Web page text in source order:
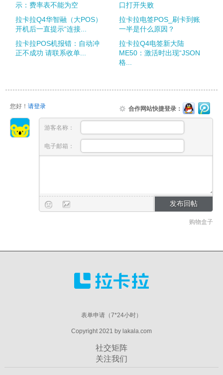
示：费率表不能为空
口打开失败
拉卡拉Q4华智融（大POS）
开机后一直提示“连接...
拉卡拉电签POS_刷卡到账
一半是什么原因？
拉卡拉POS机报错：自动冲
正不成功 请联系收单...
拉卡拉Q4电签新大陆
ME50：激活时出现“JSON
格...
您好！ 请登录 合作网站快捷登录：
游客名称：
电子邮箱：
购物盒子
表单申请（7*24小时）
Copyright 2021 by lakala.com
社交矩阵
关注我们